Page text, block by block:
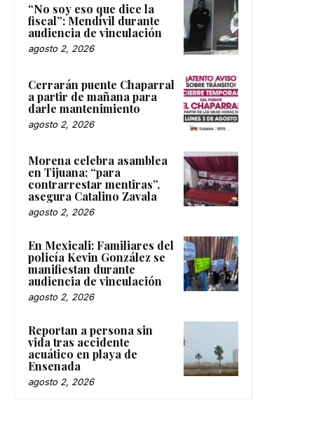
“No soy eso que dice la
fiscal”: Mendívil durante
audiencia de vinculación
agosto 2, 2026
Cerrarán puente Chaparral
a partir de mañana para
darle mantenimiento
agosto 2, 2026
Morena celebra asamblea
en Tijuana; “para
contrarrestar mentiras”,
asegura Catalino Zavala
agosto 2, 2026
En Mexicali: Familiares del
policía Kevin González se
manifiestan durante
audiencia de vinculación
agosto 2, 2026
Reportan a persona sin
vida tras accidente
acuático en playa de
Ensenada
agosto 2, 2026